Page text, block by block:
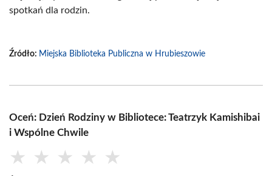
spotkań dla rodzin.
Źródło: Miejska Biblioteka Publiczna w Hrubieszowie
Oceń: Dzień Rodziny w Bibliotece: Teatrzyk Kamishibai
i Wspólne Chwile
★ ★ ★ ★ ★